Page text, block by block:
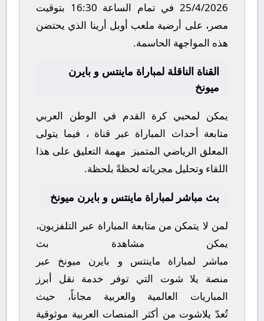
25/4/2026في تمام الساعة 16:30 بتوقيت
مصر، على أرضية ملعب أوبل أرينا الذي يحتضن
هذه المواجهة الحاسمة.
القناة الناقلة لمباراة ماينتس و بايرن
ميونخ
يمكن لمحبي كرة القدم في الوطن العربي
متابعة أحداث المباراة عبر قناة، فيما يتولى
المعلق الرياضي المتميز
مهمة التعليق على هذا
اللقاء وتحليل مجرياته لحظةً بلحظة.
بث مباشر لمباراة ماينتس و بايرن ميونخ
لمن لا يتمكن من متابعة المباراة عبر التلفزيون،
يمكن مشاهدة بث
مباشر
لمباراة ماينتس و بايرن ميونخ عبر
منصة يلا شوت التي توفر خدمة نقل أبرز
المباريات العالمية والعربية مجاناً، حيث
تُعدّ يلاشوت من أكثر المنصات العربية موثوقية